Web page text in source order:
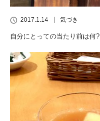
2017.1.14 気づき
自分にとっての当たり前は何?